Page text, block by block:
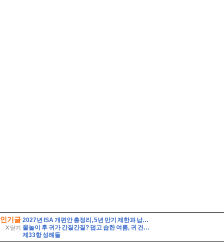
인기글
X 닫기
2027년 ISA 개편안 총정리, 5년 만기 제한과 납입한도 이월 폐지
물놀이 후 귀가 간질간질? 덥고 습한 여름, 귀 건강 지키는 법
제33항 성례들